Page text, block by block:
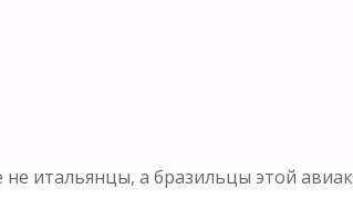
итальянцы, а бразильцы этой